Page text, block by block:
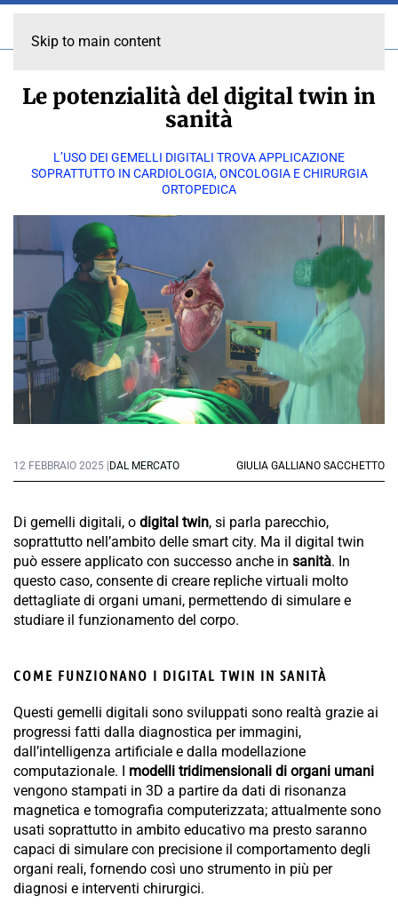
Skip to main content
Le potenzialità del digital twin in
sanità
L’USO DEI GEMELLI DIGITALI TROVA APPLICAZIONE
SOPRATTUTTO IN CARDIOLOGIA, ONCOLOGIA E CHIRURGIA
ORTOPEDICA
12 FEBBRAIO 2025 | DAL MERCATO GIULIA GALLIANO SACCHETTO
Di gemelli digitali, o digital twin, si parla parecchio,
soprattutto nell’ambito delle smart city. Ma il digital twin
può essere applicato con successo anche in sanità. In
questo caso, consente di creare repliche virtuali molto
dettagliate di organi umani, permettendo di simulare e
studiare il funzionamento del corpo.
COME FUNZIONANO I DIGITAL TWIN IN SANITÀ
Questi gemelli digitali sono sviluppati sono realtà grazie ai
progressi fatti dalla diagnostica per immagini,
dall’intelligenza artificiale e dalla modellazione
computazionale. I modelli tridimensionali di organi umani
vengono stampati in 3D a partire da dati di risonanza
magnetica e tomografia computerizzata; attualmente sono
usati soprattutto in ambito educativo ma presto saranno
capaci di simulare con precisione il comportamento degli
organi reali, fornendo così uno strumento in più per
diagnosi e interventi chirurgici.